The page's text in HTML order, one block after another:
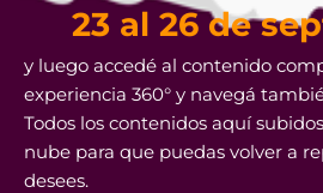
23 al 26 de
y luego accedé al contenido
experiencia 360° y navegá
Todos los contenidos aquí
nube para que puedas volver a
desees.